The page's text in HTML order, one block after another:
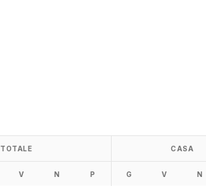
TOTALE CASA
V N P G V N